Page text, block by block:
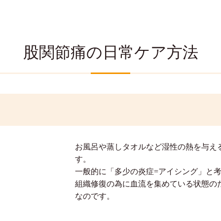
股関節痛の日常ケア方法
お風呂や蒸しタオルなど湿性の熱を与
す。
一般的に「多少の炎症=アイシング」と
組織修復の為に血流を集めている状態
なのです。